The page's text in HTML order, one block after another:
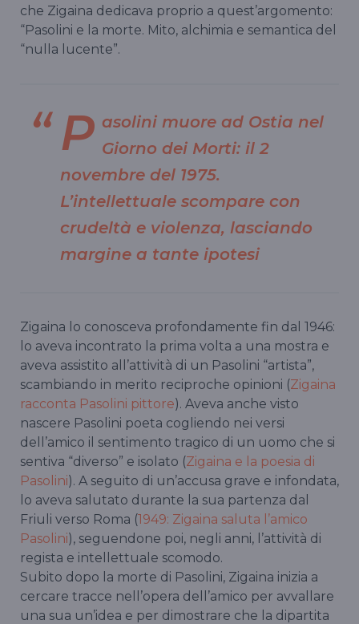
che Zigaina dedicava proprio a quest’argomento:
“Pasolini e la morte. Mito, alchimia e semantica del
“nulla lucente”.
P asolini muore ad Ostia nel
Giorno dei Morti: il 2
novembre del 1975.
L’intellettuale scompare con
crudeltà e violenza, lasciando
margine a tante ipotesi
Zigaina lo conosceva profondamente fin dal 1946:
lo aveva incontrato la prima volta a una mostra e
aveva assistito all’attività di un Pasolini “artista”,
scambiando in merito reciproche opinioni (Zigaina
racconta Pasolini pittore). Aveva anche visto
nascere Pasolini poeta cogliendo nei versi
dell’amico il sentimento tragico di un uomo che si
sentiva “diverso” e isolato (Zigaina e la poesia di
Pasolini). A seguito di un’accusa grave e infondata,
lo aveva salutato durante la sua partenza dal
Friuli verso Roma (1949: Zigaina saluta l’amico
Pasolini), seguendone poi, negli anni, l’attività di
regista e intellettuale scomodo.
Subito dopo la morte di Pasolini, Zigaina inizia a
cercare tracce nell’opera dell’amico per avvallare
una sua un’idea e per dimostrare che la dipartita